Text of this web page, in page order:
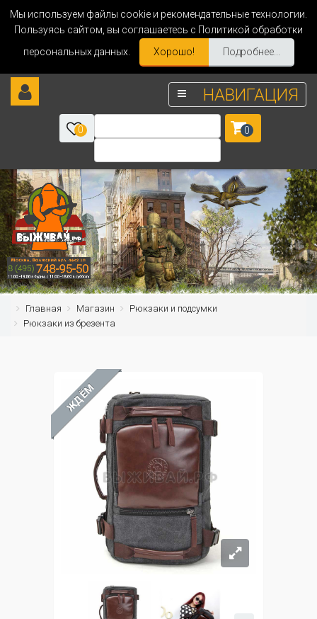
Мы используем файлы cookie и рекомендательные технологии.
Пользуясь сайтом, вы соглашаетесь с Политикой обработки
персональных данных.
Хорошо! Подробнее...
НАВИГАЦИЯ
0 0
Главная Магазин
Рюкзаки и подсумки
Рюкзаки из брезента
ЖДЁМ